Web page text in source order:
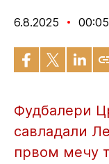
6.8.2025 00:05
Фудбалери
савладали
првом мечу